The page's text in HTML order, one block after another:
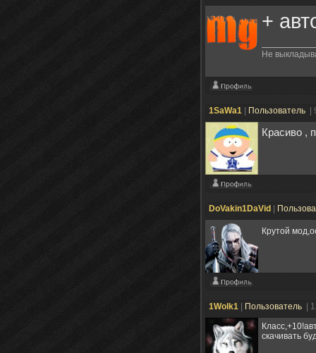
+
Не
1SaWa1 Пользователь
Красиво ,
DoVakin1DaVid
Крутой
1Wolk1 Пользователь
|
скачивать